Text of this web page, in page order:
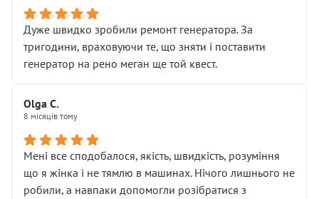
• прозорості в роботах і рахунках
• реальної діагностики, а не формального
“подивились і поїхав”
На жаль, складається враження, що сервіс працює не
Стосовно комунікації - все добре
Дуже швидко зробили ремонт генератора. За
тригодини, враховуючи те, що зняти і поставити
генератор на рено меган ще той квест.
Olga С.
8 місяців тому
Мені все сподобалося, якість, швидкість, розуміння
що я жінка і не тямлю в машинах. Нічого лишнього не
робили, а навпаки допомогли розібратися з